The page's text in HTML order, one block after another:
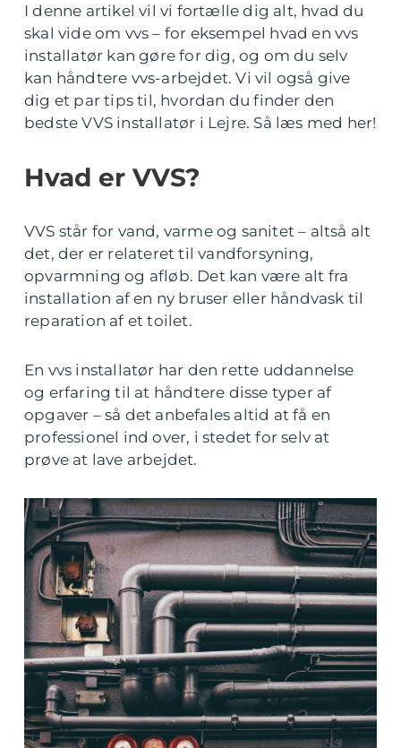
I denne artikel vil vi fortælle dig alt, hvad du
skal vide om vvs – for eksempel hvad en vvs
installatør kan gøre for dig, og om du selv
kan håndtere vvs-arbejdet. Vi vil også give
dig et par tips til, hvordan du finder den
bedste VVS installatør i Lejre. Så læs med her!
Hvad er VVS?
VVS står for vand, varme og sanitet – altså alt
det, der er relateret til vandforsyning,
opvarmning og afløb. Det kan være alt fra
installation af en ny bruser eller håndvask til
reparation af et toilet.
En vvs installatør har den rette uddannelse
og erfaring til at håndtere disse typer af
opgaver – så det anbefales altid at få en
professionel ind over, i stedet for selv at
prøve at lave arbejdet.